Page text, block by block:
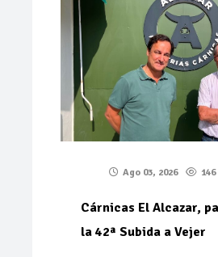
Ago 03, 2026 146
Cárnicas El Alcazar,
la 42ª Subida a Vejer